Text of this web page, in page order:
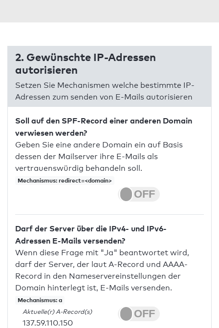
2. Gewünschte IP-Adressen
autorisieren
Setzen Sie Mechanismen welche bestimmte IP-
Adressen zum senden von E-Mails autorisieren
Soll auf den SPF-Record einer anderen Domain
verwiesen werden?
Geben Sie eine andere Domain ein auf Basis
dessen der Mailserver ihre E-Mails als
vertrauenswürdig behandeln soll.
Mechanismus: redirect=<domain>
Darf der Server über die IPv4- und IPv6-
Adressen E-Mails versenden?
Wenn diese Frage mit "Ja" beantwortet wird,
darf der Server, der laut A-Record und AAAA-
Record in den Nameservereinstellungen der
Domain hinterlegt ist, E-Mails versenden.
Mechanismus: a
Aktuelle(r) A-Record(s)
137.59.110.150